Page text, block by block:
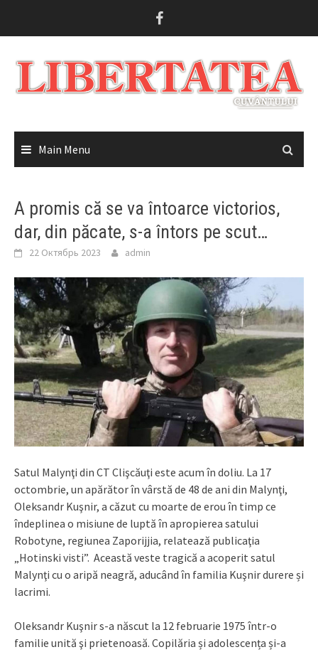
Main Menu
A promis că se va întoarce victorios,
dar, din păcate, s-a întors pe scut…
22 Октябрь 2023 admin
Satul Malynţi din CT Clişcăuţi este acum în doliu. La 17
octombrie, un apărător în vârstă de 48 de ani din Malynţi,
Oleksandr Kuşnir, a căzut cu moarte de erou în timp ce
îndeplinea o misiune de luptă în apropierea satului
Robotyne, regiunea Zaporijjia, relatează publicaţia
„Hotinski visti”. Această veste tragică a acoperit satul
Malynţi cu o aripă neagră, aducând în familia Kuşnir durere și
lacrimi.
Oleksandr Kuşnir s-a născut la 12 februarie 1975 într-o
familie unită şi prietenoasă. Copilăria și adolescența și-a